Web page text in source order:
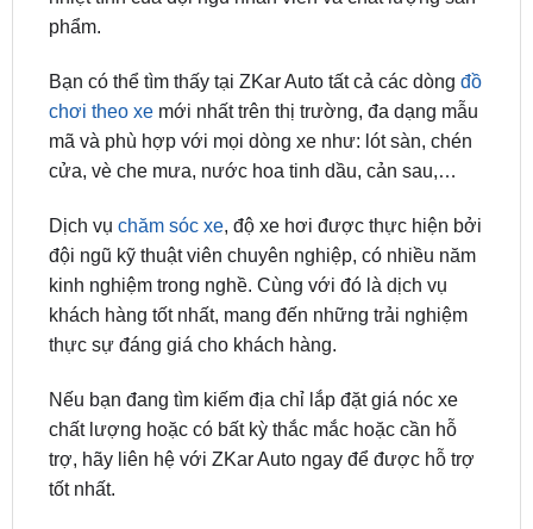
Bạn có thể tìm thấy tại ZKar Auto tất cả các dòng
mã và phù hợp với mọi dòng xe như: lót sàn, chén
cửa, vè che mưa, nước hoa tinh dầu, cản sau,…
Dịch vụ chăm sóc xe, độ xe hơi được thực hiện bởi
kinh nghiệm trong nghề. Cùng với đó là dịch vụ
khách hàng tốt nhất, mang đến những trải nghiệm
thực sự đáng giá cho khách hàng.
Nếu bạn đang tìm kiếm địa chỉ lắp đặt giá nóc xe
trợ, hãy liên hệ với ZKar Auto ngay để được hỗ trợ
tốt nhất.
ĐỊA CHỈ TỚI TRUNG TÂM PHỤ KIỆN Ô